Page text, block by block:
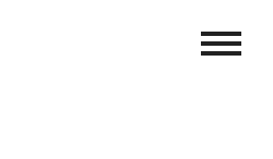
Haute école spécialisée Kalaidos